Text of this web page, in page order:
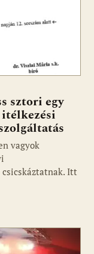
sztori egy
vagyok
Itt